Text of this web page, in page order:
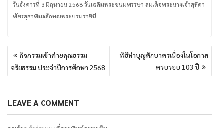
วันอังคารที่ 3 มิถุนายน 2568 วันเฉลิมพระชนมพรรษา สมเด็จพระนางเจ้าสุทิดา
พัชรสุธาพิมลลักษณพระบรมราชินี
แนะแนว
เรื่องกิจกรรมเข้าค่ายคุณธรรม
จริยธรรม ประจำปีการศึกษา 2568
พิธีทำบุญตักบาตรเนื่องในโอกาส
ครบรอบ 103 ปี
LEAVE A COMMENT